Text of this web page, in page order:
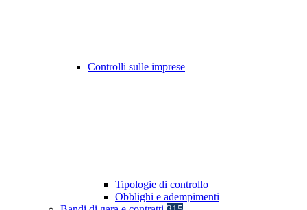
Controlli sulle imprese
Tipologie di controllo
Obblighi e adempimenti